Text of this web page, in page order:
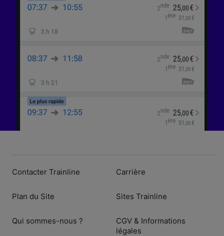
Contacter Trainline
Plan du Site
Qui sommes-nous ?
Carrière
Sites Trainline
CGV & Informations
légales